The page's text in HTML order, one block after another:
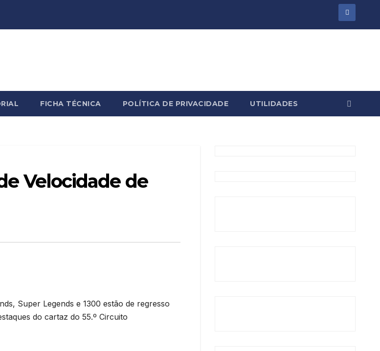
FICHA TÉCNICA POLÍTICA DE PRIVACIDADE UTILIDADES
Velocidade de
Super Legends e 1300 estão de regresso
do cartaz do 55.º Circuito